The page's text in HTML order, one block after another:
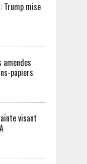
Trump mise
amendes
papiers
visant